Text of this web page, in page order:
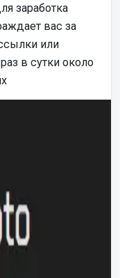
заработка
вас за
или
в сутки около